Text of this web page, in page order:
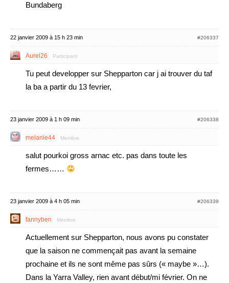
Bundaberg
22 janvier 2009 à 15 h 23 min #206337
Aurel26 Participant
Tu peut developper sur Shepparton car j ai trouver du taf
la ba a partir du 13 fevrier,
23 janvier 2009 à 1 h 09 min #206338
melanie44 Membre
salut pourkoi gross arnac etc. pas dans toute les
fermes……
23 janvier 2009 à 4 h 05 min #206339
fannyben Membre
Actuellement sur Shepparton, nous avons pu constater
que la saison ne commençait pas avant la semaine
prochaine et ils ne sont même pas sûrs (« maybe »…).
Dans la Yarra Valley, rien avant début/mi février. On ne